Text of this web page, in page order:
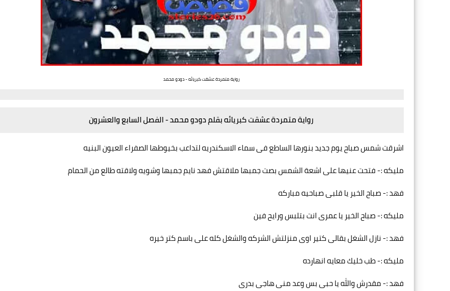
رواية متمردة عشقت كبريائه - دودو محمد
رواية متمردة عشقت كبريائه بقلم دودو محمد - الفصل السابع والعشرون
اشرقت شمس صباح يوم جديد بنورها الساطع فى سماء الاسكندريه لتداعب بخيوطها الصفراء العيون البنيه
مليكه :- فتحت عنيها على اشعة الشمس بصت جمبها ملاقتش فهد نايم جمبها وشويه ولاقته طالع من الحمام
فهد :- صباح الخير يا قلبى صباحيه مباركه
مليكه :- صباح الخير يا عمرى انت بتلبس ورايح فين
فهد :- نازل الشغل بقالى كتير اوى منزلتش الشركه والشغل كله على باسم كتر خيره
مليكه :- طب خليك معايه انهارده
فهد :- مقدرش والله يا حبى بس وعد منى هاجى بدرى